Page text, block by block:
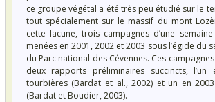
ce groupe végétal a été très peu étudié sur le
tout spécialement sur le massif du mont
cette lacune, trois campagnes d’une
menées en 2001, 2002 et 2003 sous l’égide du
du Parc national des Cévennes. Ces
deux rapports préliminaires succincts,
tourbières (Bardat et al., 2002) et un en
(Bardat et Boudier, 2003).